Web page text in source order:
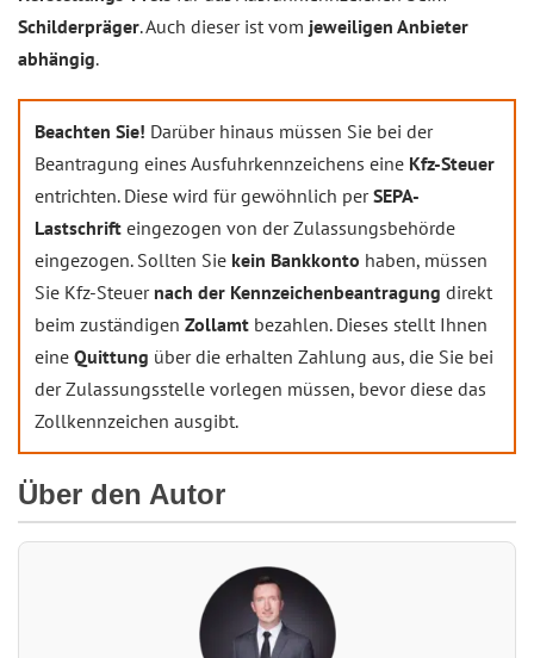
Schilderpräger. Auch dieser ist vom jeweiligen Anbieter
abhängig.
Beachten Sie! Darüber hinaus müssen Sie bei der
Beantragung eines Ausfuhrkennzeichens eine Kfz-Steuer
entrichten. Diese wird für gewöhnlich perSEPA-
Lastschrift eingezogen von der Zulassungsbehörde
eingezogen. Sollten Sie kein Bankkonto haben, müssen
Sie Kfz-Steuer nach der Kennzeichenbeantragung direkt
beim zuständigen Zollamt bezahlen. Dieses stellt Ihnen
eine Quittung über die erhalten Zahlung aus, die Sie bei
der Zulassungsstelle vorlegen müssen, bevor diese das
Zollkennzeichen ausgibt.
Über den Autor